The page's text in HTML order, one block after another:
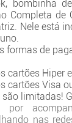
bombinha
Completa
Nele está
formas de
cartões Hiper
cartões Visa
são limitadas!
por
nas